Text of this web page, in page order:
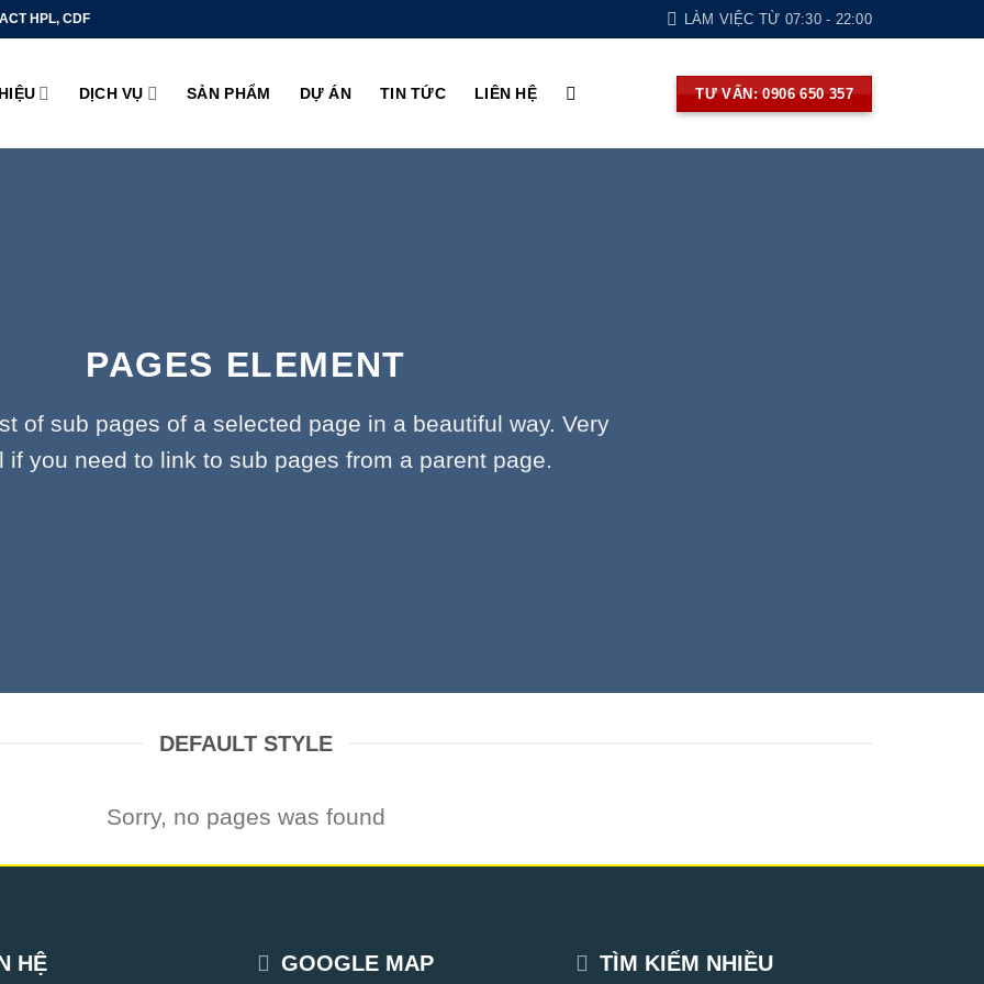
HPL, CDF LÀM VIỆC TỪ 07:30 - 22:00
DỊCH VỤ SẢN PHẨM DỰ ÁN TIN TỨC LIÊN HỆ TƯ VẤN: 0906 650 357
PAGES ELEMENT
of sub pages of a selected page in a beautiful way. Very
if you need to link to sub pages from a parent page.
DEFAULT STYLE
Sorry, no pages was found
HỆ GOOGLE MAP TÌM KIẾM NHIỀU